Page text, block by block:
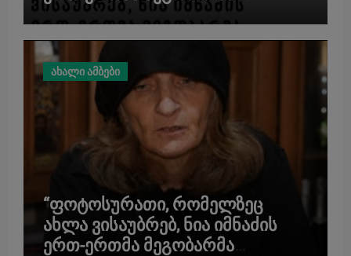
გამომიგზავნა…” – ეკა კუპატაძე
ახალი ამბები
“ფოტოსურათი, რომელზეც
ახლა ვისაუბრებ, ნია იმნაძის
ერთ-ერთმა მეგობარმა